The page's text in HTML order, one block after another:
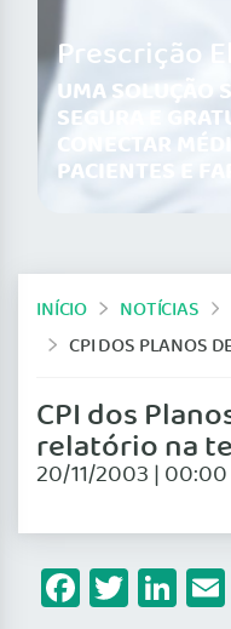
Prescrição
UMA SOLUÇÃO
SEGURA E
CONECTAR
PACIENTES E
INÍCIO NOTÍCIAS
CPI DOS PLANOS DE SAÚDE VOTARÁ
CPI dos
relatório na
20/11/2003 | 00:00